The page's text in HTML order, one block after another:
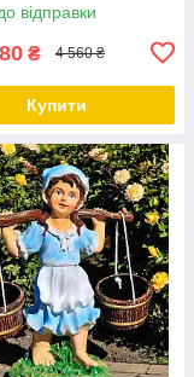
відправки
₴ 4 560 ₴
Купити